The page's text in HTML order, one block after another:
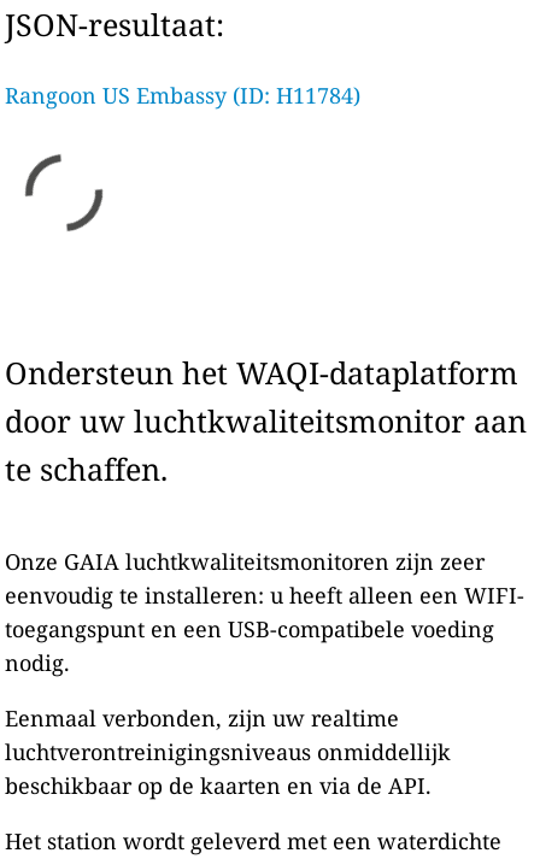
JSON-resultaat:
Rangoon US Embassy (ID: H11784)
Ondersteun het WAQI-dataplatform
door uw luchtkwaliteitsmonitor aan
te schaffen.
Onze GAIA luchtkwaliteitsmonitoren zijn zeer
eenvoudig te installeren: u heeft alleen een WIFI-
toegangspunt en een USB-compatibele voeding
nodig.
Eenmaal verbonden, zijn uw realtime
luchtverontreinigingsniveaus onmiddellijk
beschikbaar op de kaarten en via de API.
Het station wordt geleverd met een waterdichte